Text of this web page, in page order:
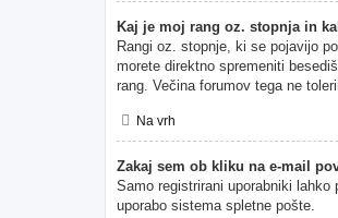
Kaj je moj rang oz. stopnja in
Rangi oz. stopnje, ki se pojavijo
morete direktno spremeniti
rang. Večina forumov tega ne
Na vrh
Zakaj sem ob kliku na e-mail
Samo registrirani uporabniki
uporabo sistema spletne pošte.